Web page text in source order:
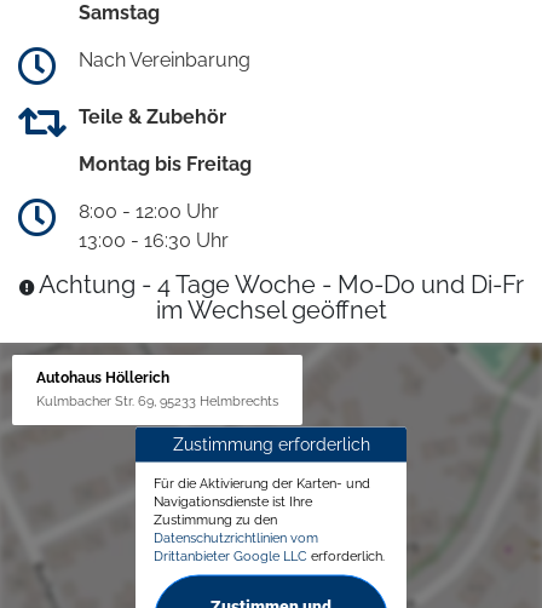
Samstag
Nach Vereinbarung
Teile & Zubehör
Montag bis Freitag
8:00 - 12:00 Uhr
13:00 - 16:30 Uhr
Achtung - 4 Tage Woche - Mo-Do und Di-Fr
im Wechsel geöffnet
Autohaus Höllerich
Kulmbacher Str. 69, 95233 Helmbrechts
Zustimmung erforderlich
Für die Aktivierung der Karten- und
Navigationsdienste ist Ihre
Zustimmung zu den
Datenschutzrichtlinien vom
Drittanbieter Google LLC erforderlich.